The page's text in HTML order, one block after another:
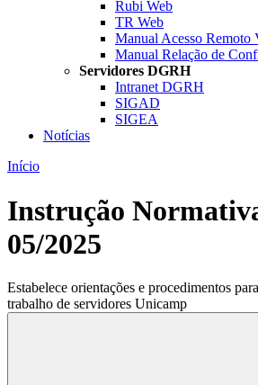
Rubi Web
TR Web
Manual Acesso Remoto
Manual Relação de
Servidores DGRH
Intranet DGRH
SIGAD
SIGEA
Notícias
Início
Instrução
05/2025
Estabelece orientações e procedimentos
trabalho de servidores Unicamp